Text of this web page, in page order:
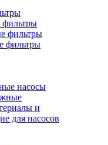
фильтры
фильтры
насосы
и
для насосов